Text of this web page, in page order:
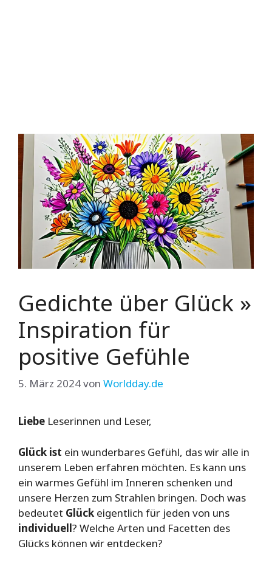
Gedichte über Glück »
Inspiration für
positive Gefühle
5. März 2024von Worldday.de
Liebe Leserinnen und Leser,
Glück ist ein wunderbares Gefühl, das wir alle in
unserem Leben erfahren möchten. Es kann uns
ein warmes Gefühl im Inneren schenken und
unsere Herzen zum Strahlen bringen. Doch was
bedeutet Glück eigentlich für jeden von uns
individuell? Welche Arten und Facetten des
Glücks können wir entdecken?